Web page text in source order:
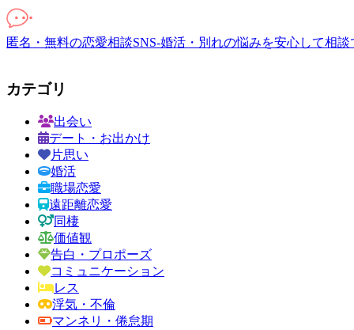
匿名・無料の恋愛相談SNS-婚活・別れの悩みを安心して相
カテゴリ
出会い
デート・お出かけ
片思い
婚活
職場恋愛
遠距離恋愛
同棲
価値観
告白・プロポーズ
コミュニケーション
レス
浮気・不倫
マンネリ・倦怠期